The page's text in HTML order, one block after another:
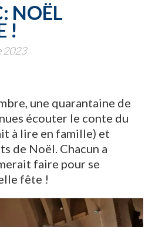
NOËL
!
2023
une quarantaine de
écouter le conte du
à lire en famille) et
de Noël. Chacun a
faire pour se
fête !